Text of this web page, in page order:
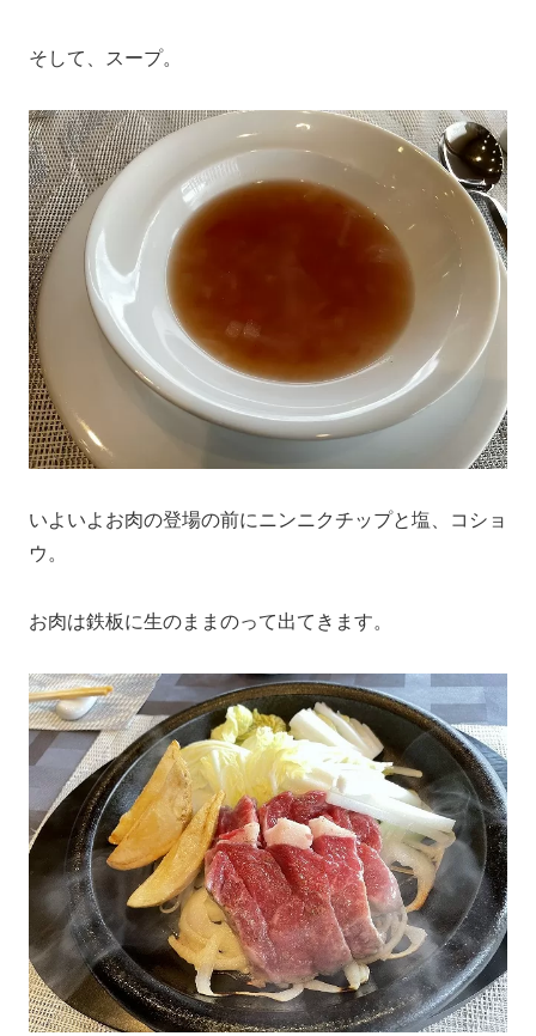
そして、スープ。
いよいよお肉の登場の前にニンニクチップと塩、コショ
ウ。
お肉は鉄板に生のままのって出てきます。